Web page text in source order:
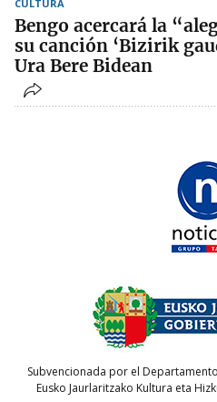
CULTURA
Bengo acercará la
su canción ‘Bizirik
Ura Bere Bidean
Subvencionada por el
Eusko Jaurlaritzako Kultura eta